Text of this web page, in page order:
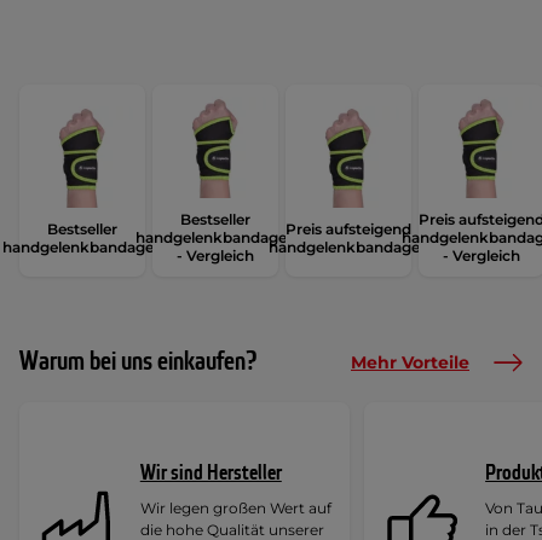
Bestseller
handgelenkbandagen
Bestseller
handgelenkbandagen
- Vergleich
Preis aufsteigend
handgelenkbandagen
Preis
- Vergleich
Warum bei uns einkaufen? Mehr Vorteile
Wir sind Hersteller
Wir legen großen Wert auf
die hohe Qualität unserer
Von
in der